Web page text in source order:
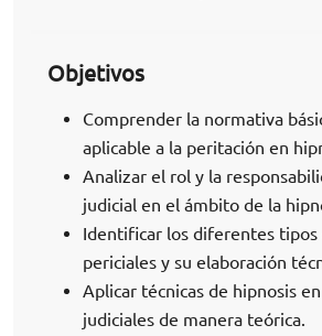
Objetivos
Comprender la normativa
aplicable a la peritación en
Analizar el rol y la
judicial en el ámbito de la
Identificar los diferentes
periciales y su elaboración
Aplicar técnicas de hipnosis
judiciales de manera teórica.